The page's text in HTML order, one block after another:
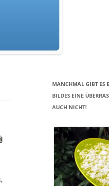
MANCHMAL GIBT ES
BILDES EINE
AUCH NICHT!